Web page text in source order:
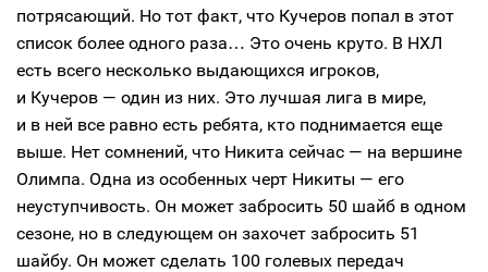
потрясающий. Но тот факт, что Кучеров попал в этот
список более одного раза… Это очень круто. В НХЛ
есть всего несколько выдающихся игроков,
и Кучеров — один из них. Это лучшая лига в мире,
и в ней все равно есть ребята, кто поднимается еще
выше. Нет сомнений, что Никита сейчас — на вершине
Олимпа. Одна из особенных черт Никиты — его
неуступчивость. Он может забросить 50 шайб в одном
сезоне, но в следующем он захочет забросить 51
шайбу. Он может сделать 100 голевых передач